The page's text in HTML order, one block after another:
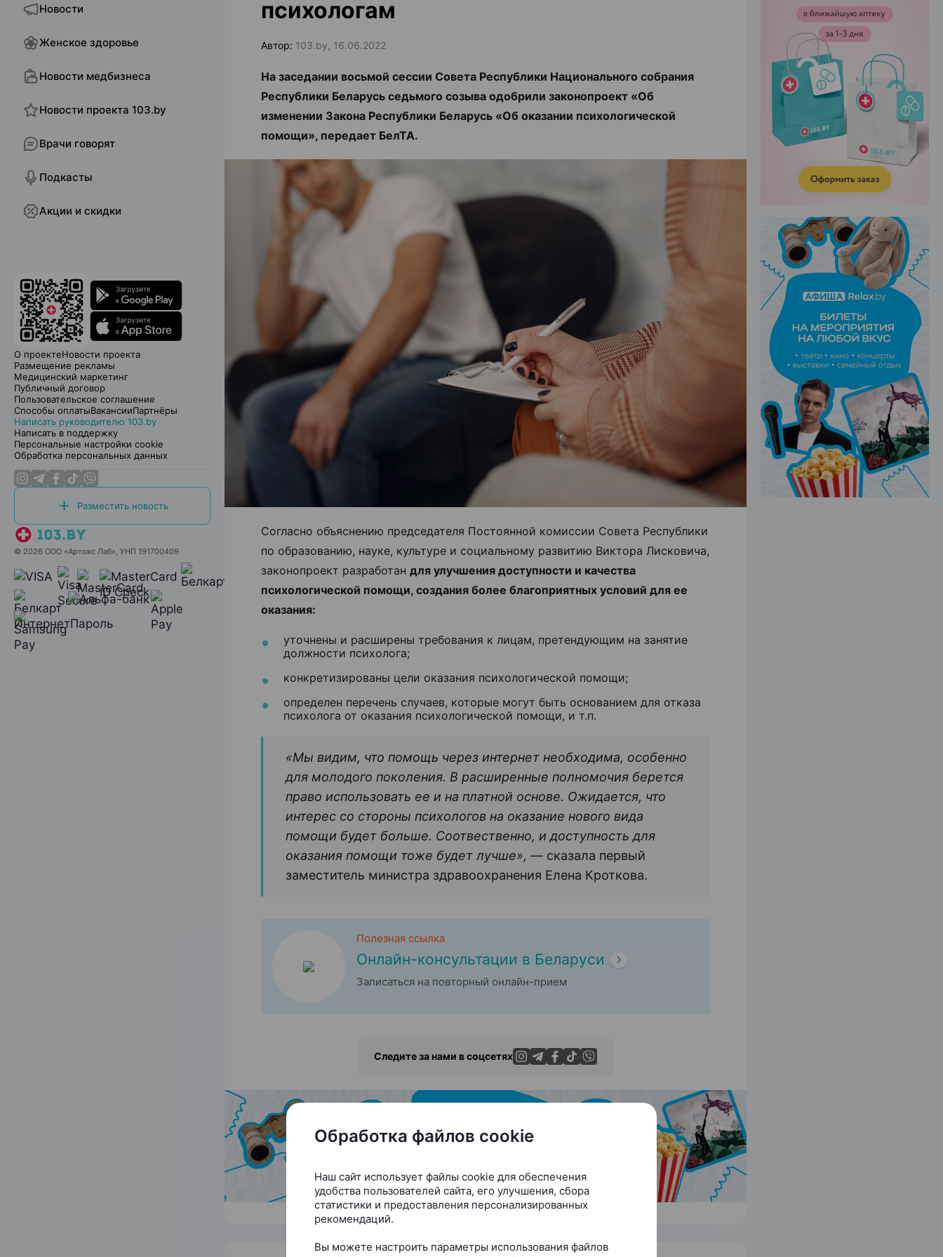
Новости
Женское здоровье
Новости медбизнеса
Новости проекта 103.by
Врачи говорят
Подкасты
Акции и скидки
О проектеНовости проекта
Размещение рекламы
Медицинский маркетинг
Публичный договор
Пользовательское соглашение
Способы оплатыВакансииПартнёры
Написать руководителю 103.by
Написать в поддержку
Персональные настройки cookie
Обработка персональных данных
Разместить новость
© 2026 ООО «Артокс Лаб», УНП 191700409
психологам
Автор: 103.by, 16.06.2022
На заседании восьмой сессии Совета Республики Национального собрания
Республики Беларусь седьмого созыва одобрили законопроект «Об
изменении Закона Республики Беларусь «Об оказании психологической
помощи», передает БелТА.
Согласно объяснению председателя Постоянной комиссии Совета Республики
по образованию, науке, культуре и социальному развитию Виктора Лисковича,
законопроект разработан для улучшения доступности и качества
психологической помощи, создания более благоприятных условий для ее
оказания:
уточнены и расширены требования к лицам, претендующим на занятие
должности психолога;
конкретизированы цели оказания психологической помощи;
определен перечень случаев, которые могут быть основанием для отказа
психолога от оказания психологической помощи, и т.п.
«Мы видим, что помощь через интернет необходима, особенно
для молодого поколения. В расширенные полномочия берется
право использовать ее и на платной основе. Ожидается, что
интерес со стороны психологов на оказание нового вида
помощи будет больше. Соотвественно, и доступность для
оказания помощи тоже будет лучше», — сказала первый
заместитель министра здравоохранения Елена Кроткова.
Полезная ссылка
Онлайн-консультации в Беларуси
Записаться на повторный онлайн-прием
Следите за нами в соцсетях
ЭФФЕКТИВНАЯ РЕКЛАМА НА САЙТЕ
ЭФФЕКТИВНАЯ РЕКЛАМА НА САЙТЕ
ЭФФЕКТИВНАЯ РЕКЛАМА НА САЙТЕ
Обработка файлов cookie
Наш сайт использует файлы cookie для обеспечения
удобства пользователей сайта, его улучшения, сбора
статистики и предоставления персонализированных
рекомендаций.
Вы можете настроить параметры использования файлов